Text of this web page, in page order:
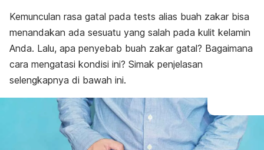
Kemunculan rasa gatal pada tests alias buah zakar bisa
menandakan ada sesuatu yang salah pada kulit kelamin
Anda. Lalu, apa penyebab buah zakar gatal? Bagaimana
cara mengatasi kondisi ini? Simak penjelasan
selengkapnya di bawah ini.